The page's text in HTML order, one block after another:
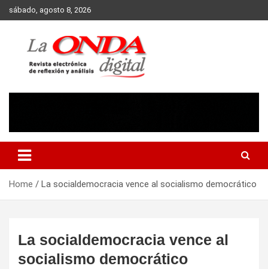
Skip
to
sábado, agosto 8, 2026
Home La socialdemocracia vence al socialismo democrático
La socialdemocracia vence al
socialismo democrático